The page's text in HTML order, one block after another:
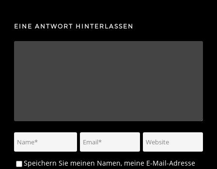
EINE ANTWORT HINTERLASSEN
Speichern Sie meinen Namen, meine E-Mail-Adresse